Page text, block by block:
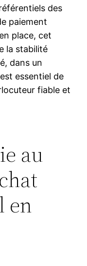
des
paiement
place, cet
la stabilité
dans un
essentiel de
fiable et
au
en